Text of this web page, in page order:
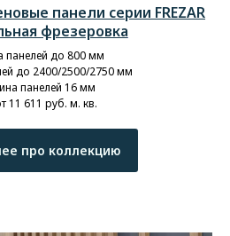
панели серии FREZAR
фрезеровка
до 800 мм
до 2400/2500/2750 мм
панелей 16 мм
11 611 руб. м. кв.
про коллекцию